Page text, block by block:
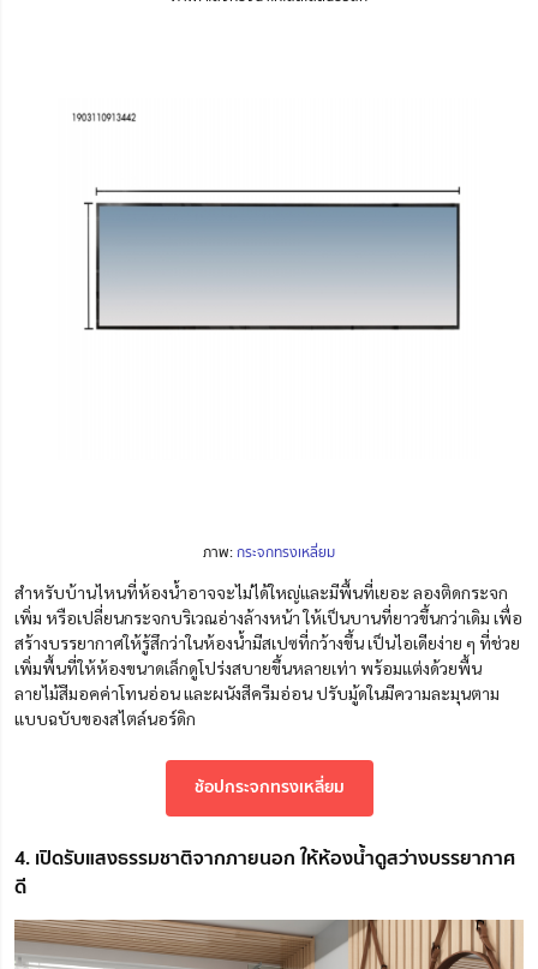
ภาพ:กระจกทรงเหลี่ยม
สำหรับบ้านไหนที่ห้องน้ำอาจจะไม่ได้ใหญ่และมีพื้นที่เยอะ ลองติดกระจก
เพิ่ม หรือเปลี่ยนกระจกบริเวณอ่างล้างหน้า ให้เป็นบานที่ยาวขึ้นกว่าเดิม เพื่อ
สร้างบรรยากาศให้รู้สึกว่าในห้องน้ำมีสเปซที่กว้างขึ้น เป็นไอเดียง่าย ๆ ที่ช่วย
เพิ่มพื้นที่ให้ห้องขนาดเล็กดูโปร่งสบายขึ้นหลายเท่า พร้อมแต่งด้วยพื้น
ลายไม้สีมอคค่าโทนอ่อน และผนังสีครีมอ่อน ปรับมู้ดในมีความละมุนตาม
แบบฉบับของสไตล์นอร์ดิก
ช้อปกระจกทรงเหลี่ยม
4. เปิดรับแสงธรรมชาติจากภายนอก ให้ห้องน้ำดูสว่างบรรยากาศ
ดี